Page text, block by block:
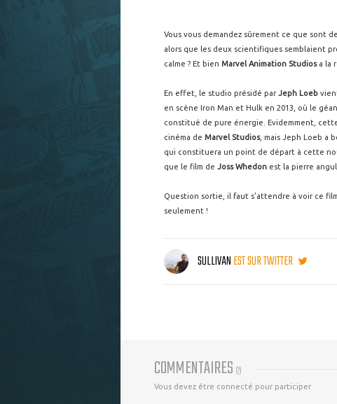
Vous vous demandez sûrement ce que sont
alors que les deux scientifiques semblaient
calme ? Et bien Marvel Animation Studios a la
En effet, le studio présidé parJeph Loeb
en scène Iron Man et Hulk en 2013, où le
constitué de pure énergie. Evidemment,
cinéma de Marvel Studios, mais Jeph Loeb a
qui constituera un point de départ à cette
que le film de Joss Whedon est la pierre
Question sortie, il faut s'attendre à voir ce
seulement !
SULLIVANEST SUR TWITTER
COMMENTAIRES (7)
Vous devez être connecté pour participer